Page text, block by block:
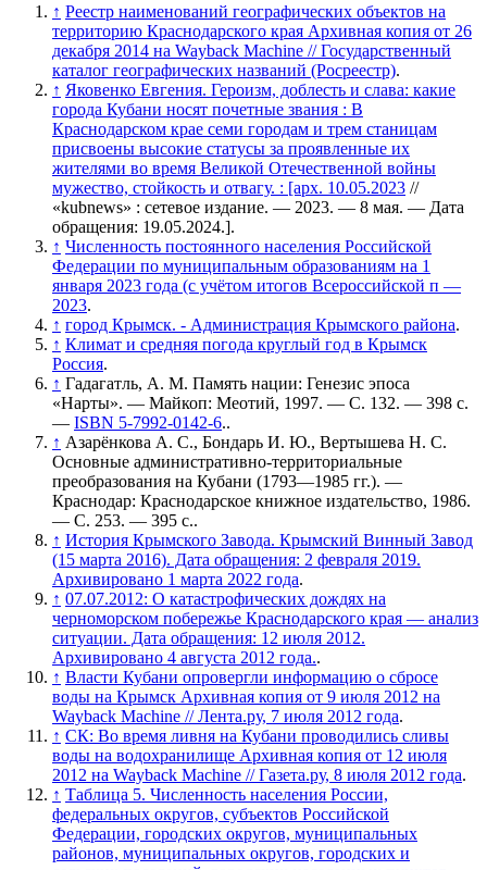
↑ Реестр наименований географических объектов на
территорию Краснодарского края Архивная копия от 26
декабря 2014 на Wayback Machine // Государственный
каталог географических названий (Росреестр).
↑ Яковенко Евгения. Героизм, доблесть и слава: какие
города Кубани носят почетные звания : В
Краснодарском крае семи городам и трем станицам
присвоены высокие статусы за проявленные их
жителями во время Великой Отечественной войны
мужество, стойкость и отвагу. : [арх. 10.05.2023 //
«kubnews» : сетевое издание. — 2023. — 8 мая. — Дата
обращения: 19.05.2024.].
↑ Численность постоянного населения Российской
Федерации по муниципальным образованиям на 1
января 2023 года (с учётом итогов Всероссийской п —
2023.
↑ город Крымск. - Администрация Крымского района.
↑ Климат и средняя погода круглый год в Крымск
Россия.
↑ Гадагатль, А. М. Память нации: Генезис эпоса
«Нарты». — Майкоп: Меотий, 1997. — С. 132. — 398 с.
— ISBN 5-7992-0142-6..
↑ Азарёнкова А. С., Бондарь И. Ю., Вертышева Н. С.
Основные административно-территориальные
преобразования на Кубани (1793—1985 гг.). —
Краснодар: Краснодарское книжное издательство, 1986.
— С. 253. — 395 с..
↑ История Крымского Завода. Крымский Винный Завод
(15 марта 2016). Дата обращения: 2 февраля 2019.
Архивировано 1 марта 2022 года.
↑ 07.07.2012: О катастрофических дождях на
черноморском побережье Краснодарского края — анализ
ситуации. Дата обращения: 12 июля 2012.
Архивировано 4 августа 2012 года..
↑ Власти Кубани опровергли информацию о сбросе
воды на Крымск Архивная копия от 9 июля 2012 на
Wayback Machine // Лента.ру, 7 июля 2012 года.
↑ СК: Во время ливня на Кубани проводились сливы
воды на водохранилище Архивная копия от 12 июля
2012 на Wayback Machine // Газета.ру, 8 июля 2012 года.
↑ Таблица 5. Численность населения России,
федеральных округов, субъектов Российской
Федерации, городских округов, муниципальных
районов, муниципальных округов, городских и